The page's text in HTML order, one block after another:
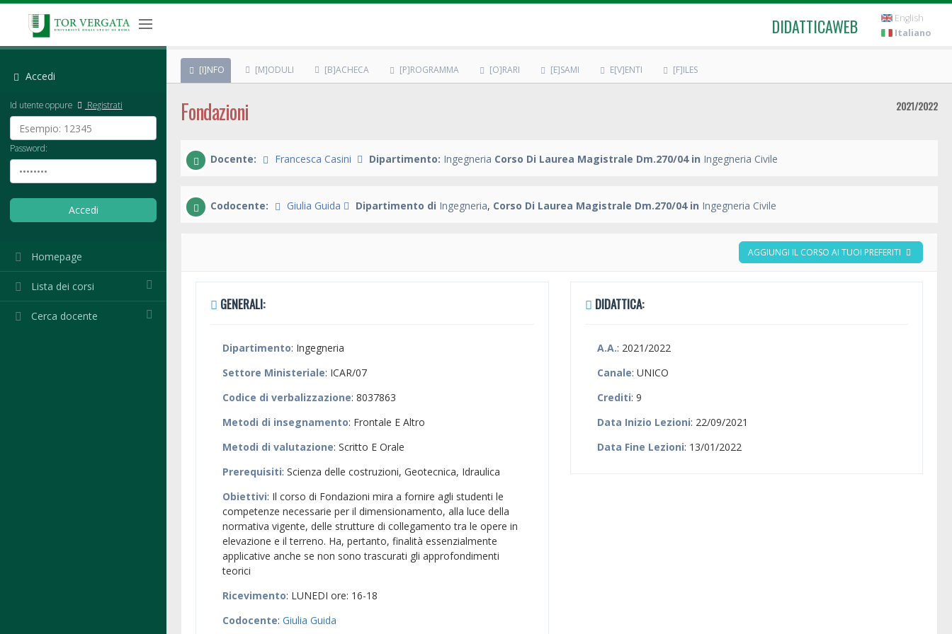
DIDATTICAWEB
English
Italiano
Accedi
Id utente oppure Registrati
Password:
Homepage
Lista dei corsi
Cerca docente
[I]NFO [M]ODULI [B]ACHECA [P]ROGRAMMA [O]RARI [E]SAMI E[V]ENTI [F]ILES
Fondazioni 2021/2022
Docente: Francesca Casini Dipartimento: Ingegneria Corso Di Laurea Magistrale Dm.270/04 in Ingegneria Civile
Codocente: Giulia Guida Dipartimento di Ingegneria, Corso Di Laurea Magistrale Dm.270/04 in Ingegneria Civile
AGGIUNGI IL CORSO AI TUOI PREFERITI
GENERALI:
Dipartimento: Ingegneria
Settore Ministeriale: ICAR/07
Codice di verbalizzazione: 8037863
Metodi di insegnamento: Frontale E Altro
Metodi di valutazione: Scritto E Orale
Prerequisiti: Scienza delle costruzioni, Geotecnica, Idraulica
Obiettivi: Il corso di Fondazioni mira a fornire agli studenti le
competenze necessarie per il dimensionamento, alla luce della
normativa vigente, delle strutture di collegamento tra le opere in
elevazione e il terreno. Ha, pertanto, finalità essenzialmente
applicative anche se non sono trascurati gli approfondimenti
teorici
Ricevimento: LUNEDI ore: 16-18
Codocente: Giulia Guida
DIDATTICA:
A.A.: 2021/2022
Canale: UNICO
Crediti: 9
Data Inizio Lezioni: 22/09/2021
Data Fine Lezioni: 13/01/2022